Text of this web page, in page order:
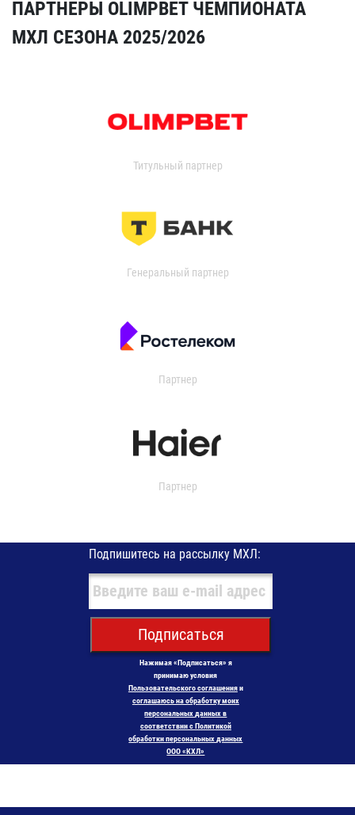
ПАРТНЁРЫ OLIMPBET ЧЕМПИОНАТА
МХЛ СЕЗОНА 2025/2026
Титульный партнер
Генеральный партнер
Партнер
Партнер
Подпишитесь на рассылку МХЛ:
Подписаться
Нажимая «Подписаться» я
принимаю условия
Пользовательского соглашенияи
соглашаюсь на обработку моих
персональных данных в
соответствии с Политикой
обработки персональных данных
ООО «КХЛ»